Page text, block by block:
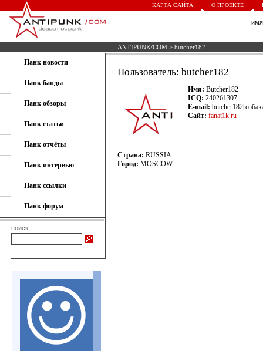
КАРТА САЙТА О ПРОЕКТЕ
ANTIPUNK/COM > butcher182
Панк новости
Панк банды
Панк обзоры
Панк статьи
Панк отчёты
Панк интервью
Панк ссылки
Панк форум
поиск
Пользователь: butcher182
Имя: Butcher182
ICQ: 240261307
E-mail:
Сайт: fanat1k.ru
Страна: RUSSIA
Город: MOSCOW